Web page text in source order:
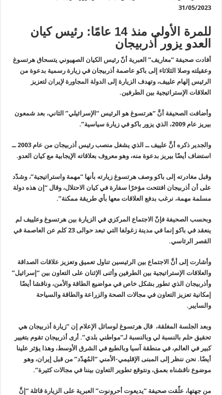
31/05/2023
للمرة الأولى منذ 14 عامًا: رئيس كيان
العدو يزور أذربيجان
أفادت صحيفة “معاريف” العبرية أنّ رئيس الكيان الصهيوني يتسحاق هرتسوغ
وعقيلته وصلا الثلاثاء إلى باكو عاصمة أذربيجان في زيارة رسمية بدعوة من
الرئيس إلهام علييف، وتهدف الزيارة إلى الدولة المجاورة لإيران لتعزيز
العلاقات الإستراتيجية بين الطرفين.
وأضافت الصحيفة أنَّ “هرتسوغ هو الرئيس “الإسرائيلي” الثاني، بعد شمعون
بيريز عام 2009، الذي يزور باكو في زيارة سياسية”.
والجدير ذكره أنَّ علييف ــ الذي يشغل منصب رئيس أذربيجان من عام 2003 ــ
استضاف أيضًا بيريز بدعوة منه، وهو معروف بعلاقاته الإيجابية مع كيان العدو.
وقبل مغادرته إلى باكو وصف هرتسوغ زيارته بأنها “مهمة واستراتيجية”، وشدّد
على أن أذربيجان افتتحت مؤخرًا سفارة في كيان الاحتلال، وقال “إن هذه دولة
مسلمة مهمة، نرغب بدفع العلاقات معها بأي طريقة ممكنة”.
وبحسب الصحيفة فإنّ الاجتماع المركزي في الزيارة بين هرتسوغ وعلييف لم
ينعقد في باكو إنما في مدينة زغولفا التي تبعد حوالى 23 كلم عن العاصمة في
القصر الرئاسي.
وأشارت إلى أنَّ الاجتماع بين الرئيسين تناول تعميق وتعزيز علاقات الصداقة
والعلاقات الإستراتيجية بين الطرفين وأثنى الإثنان على التعاون بين “إسرائيل”
وأذربيجان الذي تطور بشكل خاص في مواضيع الطاقة والأمن، وناقشا أيضًا
إمكانية تعزيز التعاون في مجالات الصحة والزراعة والطاقة والسياحة
والسايبر.
وبعد الجلسة المغلقة، قال هرتسوغ لوسائل الإعلام إن “زيارة أذربيجان هي
تحقيق حلم بالنسبة لي وبالنسبة لـ”مواطني بلدي”. أرى أذربيجان تقوم بتغيير
كبير في العالم، في منطقة آسيا وبالطبع في الشرق الأوسط، وهذا يؤثر علينا
أيضًا. نحن ننظر إلى المبنى الإقليمي-الأمني “المُهدّد” من قبل إيران، وهو
موضوع ناقشناه بعمق، ونتوقع تطوير التعاون بيننا في مجالات كثيرة”.
من جهتها، علّقت صحيفة “يديعوت أحرونوت” العبرية على الزيارة قائلة “إنَّ